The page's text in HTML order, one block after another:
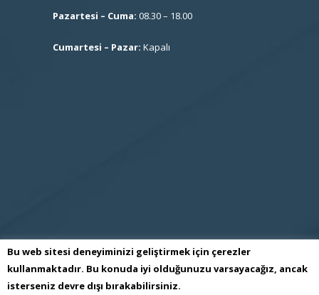
Pazartesi – Cuma: 08.30 – 18.00
Cumartesi – Pazar: Kapalı
S.S İmes Sanayi Sitesi İşletme Kooperatifi
Bu web sitesi deneyiminizi geliştirmek için çerezler
kullanmaktadır. Bu konuda iyi olduğunuzu varsayacağız, ancak
isterseniz devre dışı bırakabilirsiniz.